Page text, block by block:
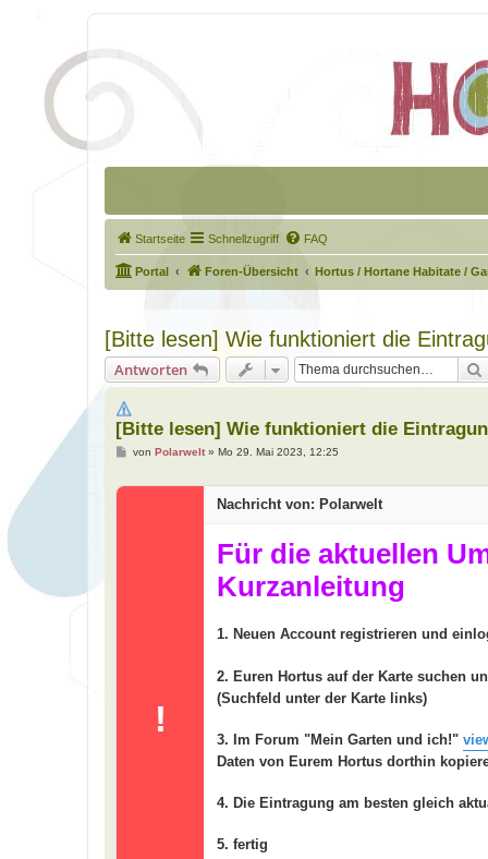
Startseite Schnellzugriff FAQ
Portal Foren-Übersicht Hortus / Hortane Habitate /
[Bitte lesen] Wie funktioniert die
Antworten
[Bitte lesen] Wie funktioniert die
B
t
von Polarwelt» Mo 29. Mai 2023, 12:25
!
Nachricht von: Polarwelt
Für die aktuellen
Kurzanleitung
1. Neuen Account registrieren und
2. Euren Hortus auf der Karte suchen
(Suchfeld unter der Karte links)
3. Im Forum "Mein Garten und ich!"
Daten von Eurem Hortus dorthin
4. Die Eintragung am besten gleich
5. fertig